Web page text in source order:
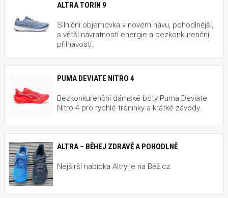
ALTRA TORIN 9
Silniční objemovka v novém hávu, pohodlnější,
s větší návratností energie a bezkonkurenční
přilnavostí.
PUMA DEVIATE NITRO 4
Bezkonkurenční dámské boty Puma Deviate
Nitro 4 pro rychlé tréninky a krátké závody.
ALTRA – BĚHEJ ZDRAVĚ A POHODLNĚ
Nejširší nabídka Altry je na Běž.cz